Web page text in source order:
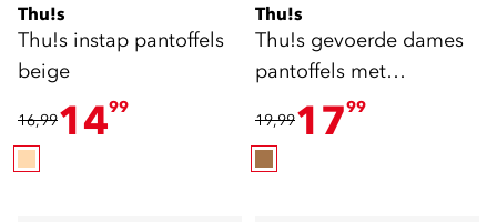
Thu!s
Thu!s instap pantoffels
beige
16,991499
Thu!s
Thu!s gevoerde dames
pantoffels met
luipaardprint
19,991799